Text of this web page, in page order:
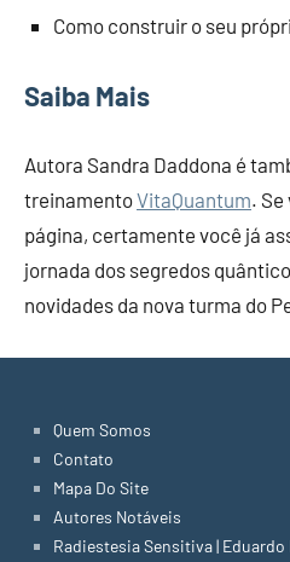
Como construir o seu
Saiba Mais
Autora Sandra Daddona é
treinamentoVitaQuantum.
página, certamente você já
jornada dos segredos
novidades da nova turma do
Quem Somos
Contato
Mapa Do Site
Autores Notáveis
Radiestesia Sensitiva | Eduardo